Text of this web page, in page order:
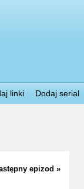
linki Dodaj serial
epizod »